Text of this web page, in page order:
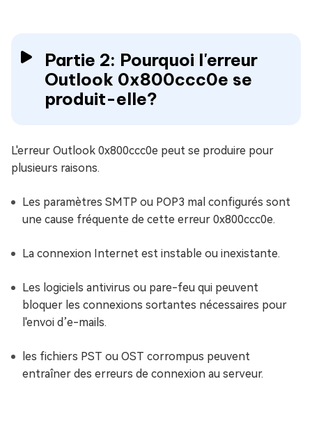
Partie 2: Pourquoi l'erreur
Outlook 0x800ccc0e se
produit-elle?
L'erreur Outlook 0x800ccc0e peut se produire pour
plusieurs raisons.
Les paramètres SMTP ou POP3 mal configurés sont
une cause fréquente de cette erreur 0x800ccc0e.
La connexion Internet est instable ou inexistante.
Les logiciels antivirus ou pare-feu qui peuvent
bloquer les connexions sortantes nécessaires pour
l'envoi d’e-mails.
les fichiers PST ou OST corrompus peuvent
entraîner des erreurs de connexion au serveur.